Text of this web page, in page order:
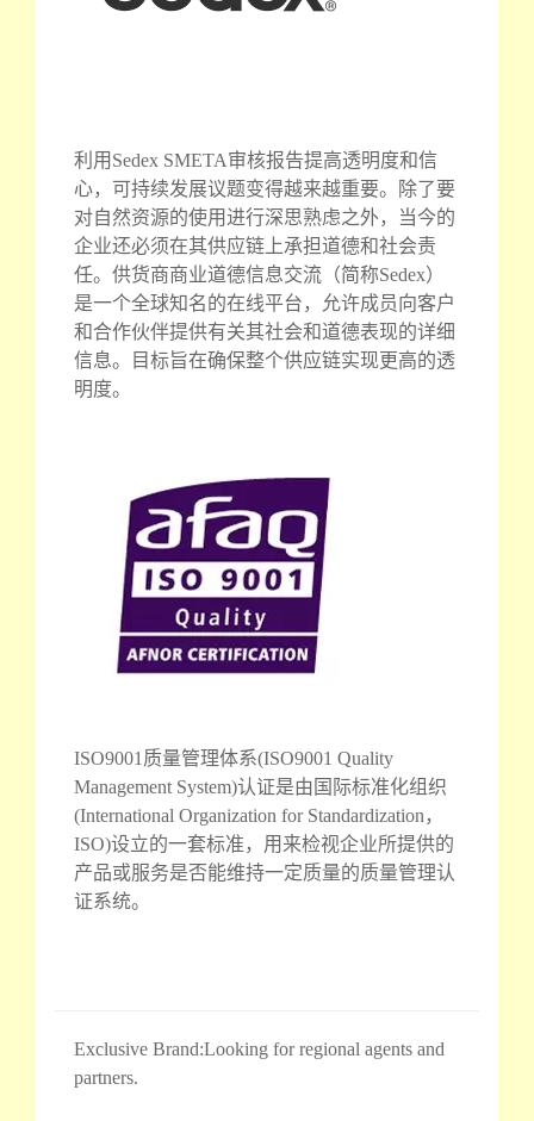
利用Sedex SMETA审核报告提高透明度和信
心，可持续发展议题变得越来越重要。除了要
对自然资源的使用进行深思熟虑之外，当今的
企业还必须在其供应链上承担道德和社会责
任。供货商商业道德信息交流（简称Sedex）
是一个全球知名的在线平台，允许成员向客户
和合作伙伴提供有关其社会和道德表现的详细
信息。目标旨在确保整个供应链实现更高的透
明度。
ISO9001质量管理体系(ISO9001 Quality
Management System)认证是由国际标准化组织
(International Organization for Standardization，
ISO)设立的一套标准，用来检视企业所提供的
产品或服务是否能维持一定质量的质量管理认
证系统。
Exclusive Brand:Looking for regional agents and
partners.